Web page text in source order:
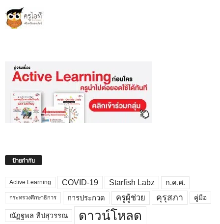
ป้ายกำกับ
Active Learning COVID-19 Starfish Labz ก.ค.ศ.
กระทรวงศึกษาธิการ การประกวด ครูผู้ช่วย คุรุสภา คู่มือ
ณัฏฐพล ทีปสุวรรณ ดาวน์โหลด